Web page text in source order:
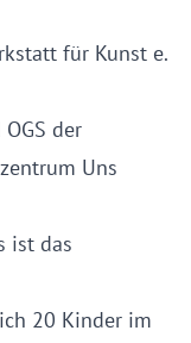
für Kunst e.
der
Uns
ist das
20 Kinder im